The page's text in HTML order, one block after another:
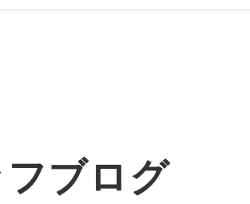
ブログ